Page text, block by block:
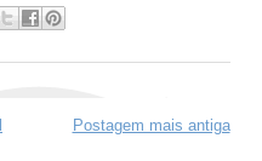
Postagem mais antiga